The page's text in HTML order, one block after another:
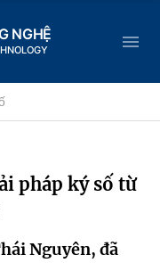
NGHỆ
pháp ký số từ
Nguyên, đã